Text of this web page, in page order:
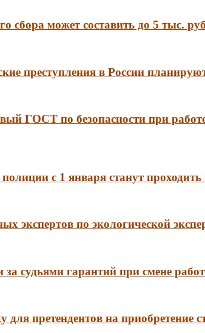
сбора может составить до 5 тыс.
преступления в России
ГОСТ по безопасности при
с 1 января станут
экспертов по экологической
за судьями гарантий при смене
претендентов на приобретение